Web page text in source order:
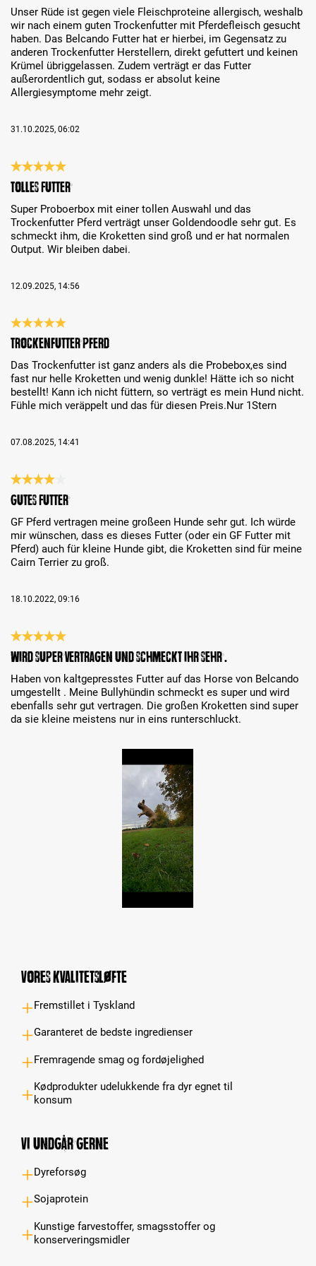
Unser Rüde ist gegen viele Fleischproteine allergisch, weshalb
wir nach einem guten Trockenfutter mit Pferdefleisch gesucht
haben. Das Belcando Futter hat er hierbei, im Gegensatz zu
anderen Trockenfutter Herstellern, direkt gefuttert und keinen
Krümel übriggelassen. Zudem verträgt er das Futter
außerordentlich gut, sodass er absolut keine
Allergiesymptome mehr zeigt.
31.10.2025, 06:02
Review with rating of 5 out of 5 stars
Tolles Futter
Super Proboerbox mit einer tollen Auswahl und das
Trockenfutter Pferd verträgt unser Goldendoodle sehr gut. Es
schmeckt ihm, die Kroketten sind groß und er hat normalen
Output. Wir bleiben dabei.
12.09.2025, 14:56
Review with rating of 5 out of 5 stars
Trockenfutter Pferd
Das Trockenfutter ist ganz anders als die Probebox,es sind
fast nur helle Kroketten und wenig dunkle! Hätte ich so nicht
bestellt! Kann ich nicht füttern, so verträgt es mein Hund nicht.
Fühle mich veräppelt und das für diesen Preis.Nur 1Stern
07.08.2025, 14:41
Review with rating of 4 out of 5 stars
Gutes Futter
GF Pferd vertragen meine großeen Hunde sehr gut. Ich würde
mir wünschen, dass es dieses Futter (oder ein GF Futter mit
Pferd) auch für kleine Hunde gibt, die Kroketten sind für meine
Cairn Terrier zu groß.
18.10.2022, 09:16
Review with rating of 5 out of 5 stars
Wird super vertragen und schmeckt ihr sehr .
Haben von kaltgepresstes Futter auf das Horse von Belcando
umgestellt . Meine Bullyhündin schmeckt es super und wird
ebenfalls sehr gut vertragen. Die großen Kroketten sind super
da sie kleine meistens nur in eins runterschluckt.
Vores kvalitetsløfte
Fremstillet i Tyskland
Garanteret de bedste ingredienser
Fremragende smag og fordøjelighed
Kødprodukter udelukkende fra dyr egnet til
konsum
Vi undgår gerne
Dyreforsøg
Sojaprotein
Kunstige farvestoffer, smagsstoffer og
konserveringsmidler